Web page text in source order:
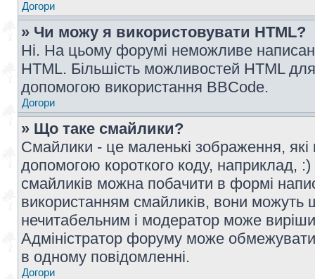
Догори
» Чи можу я використовувати HTML?
Ні. На цьому форумі неможливе
HTML. Більшість можливостей HTML
допомогою використання BBCode.
Догори
» Що таке смайлики?
Смайлики - це маленькі зображення, які
допомогою короткого коду, наприклад,
смайликів можна побачити в формі
використанням смайликів, вони
нечитабельним і модератор може
Адміністратор форуму може обмежувати
в одному повідомленні.
Догори